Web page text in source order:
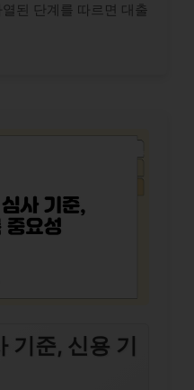
된 단계를 따르면 대출
기준, 신용 기